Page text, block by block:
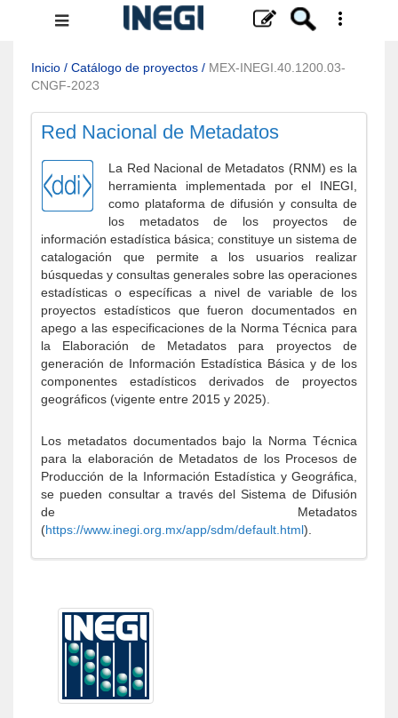
Menú
navegación
Inicio / Catálogo de proyectos / MEX-INEGI.40.1200.03-
CNGF-2023
Red Nacional de Metadatos
La Red Nacional de Metadatos (RNM) es la
herramienta implementada por el INEGI,
como plataforma de difusión y consulta de
los metadatos de los proyectos de
información estadística básica; constituye un sistema de
catalogación que permite a los usuarios realizar
búsquedas y consultas generales sobre las operaciones
estadísticas o específicas a nivel de variable de los
proyectos estadísticos que fueron documentados en
apego a las especificaciones de la Norma Técnica para
la Elaboración de Metadatos para proyectos de
generación de Información Estadística Básica y de los
componentes estadísticos derivados de proyectos
geográficos (vigente entre 2015 y 2025).
Los metadatos documentados bajo la Norma Técnica
para la elaboración de Metadatos de los Procesos de
Producción de la Información Estadística y Geográfica,
se pueden consultar a través del Sistema de Difusión
de Metadatos
(https://www.inegi.org.mx/app/sdm/default.html).